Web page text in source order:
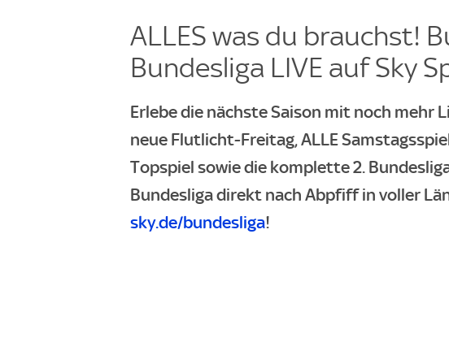
ALLES was du brauchst!
Bundesliga LIVE auf Sky
Erlebe die nächste Saison mit noch mehr
neue Flutlicht-Freitag, ALLE
Topspiel sowie die komplette 2.
Bundesliga direkt nach Abpfiff in voller
sky.de/bundesliga!